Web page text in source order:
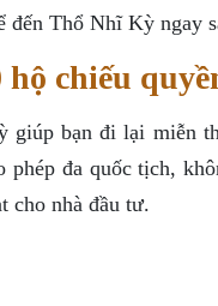
đến Thổ Nhĩ Kỳ ngay
hộ chiếu
giúp bạn đi lại miễn
phép đa quốc tịch,
cho nhà đầu tư.